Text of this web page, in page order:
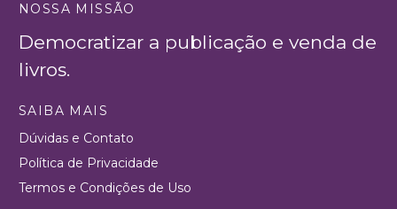
NOSSA MISSÃO
Democratizar a publicação e venda de
livros.
SAIBA MAIS
Dúvidas e Contato
Política de Privacidade
Termos e Condições de Uso